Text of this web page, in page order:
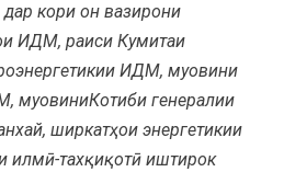
дар кори он вазирони
ИДМ, раиси Кумитаи
ИДМ, муовини
муовиниКотиби генералии
ширкатҳои энергетикии
илмӣ-тахқиқотӣ иштирок